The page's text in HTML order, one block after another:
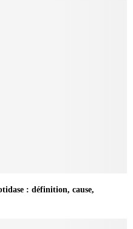
: définition, cause,